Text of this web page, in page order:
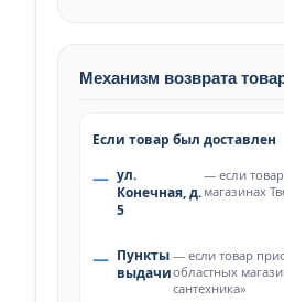
Механизм возврата
Если товар был доставлен
ул.
Конечная, д.
5
— если
магазинах
Пункты
выдачи
— если товар
областных
сантехника»